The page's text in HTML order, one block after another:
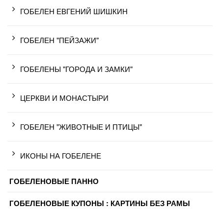
ГОБЕЛЕН ЕВГЕНИЙ ШИШКИН
ГОБЕЛЕН "ПЕЙЗАЖИ"
ГОБЕЛЕНЫ "ГОРОДА И ЗАМКИ"
ЦЕРКВИ И МОНАСТЫРИ
ГОБЕЛЕН "ЖИВОТНЫЕ И ПТИЦЫ"
ИКОНЫ НА ГОБЕЛЕНЕ
ГОБЕЛЕНОВЫЕ ПАННО
ГОБЕЛЕНОВЫЕ КУПОНЫ : КАРТИНЫ БЕЗ РАМЫ